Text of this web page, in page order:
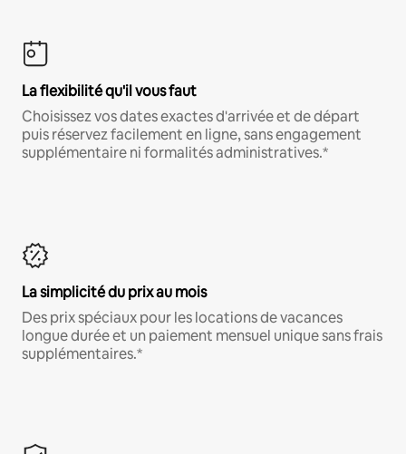
La flexibilité qu'il vous faut
Choisissez vos dates exactes d'arrivée et de départ
puis réservez facilement en ligne, sans engagement
supplémentaire ni formalités administratives.*
La simplicité du prix au mois
Des prix spéciaux pour les locations de vacances
longue durée et un paiement mensuel unique sans frais
supplémentaires.*